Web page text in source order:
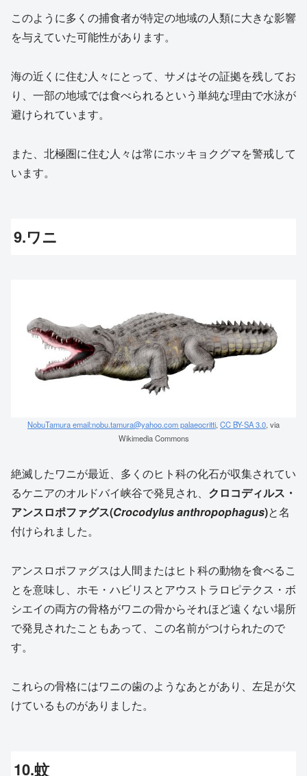
このように多くの捕食者が特定の地域の人類に大きな影響
を与えていた可能性があります。
海の近くに住む人々にとって、サメはその証拠を残してお
り、一部の地域では食べられるという単純な理由で水泳が
避けられています。
また、北極圏に住む人々は常にホッキョクグマを警戒して
います。
9.ワニ
NobuTamura email:nobu.tamura@yahoo.com palaeocritti, CC BY-SA 3.0, via
Wikimedia Commons
絶滅したワニが最近、多くのヒト科の化石が収集されてい
るケニアのオルドバイ峡谷で発見され、 クロコディルス・
アンスロポファグス(Crocodylus anthropophagus)と名
付けられました。
アンスロポファグスは人間またはヒト科の動物を食べるこ
とを意味し、ホモ・ハビリスとアウストラロピテクス・ボ
シエイの両方の骨格がワニの骨からそれほど遠くない場所
で発見されたこともあって、この名前がつけられたので
す。
これらの骨格にはワニの歯のようなあとがあり、左足が欠
けているものがありました。
10.蚊